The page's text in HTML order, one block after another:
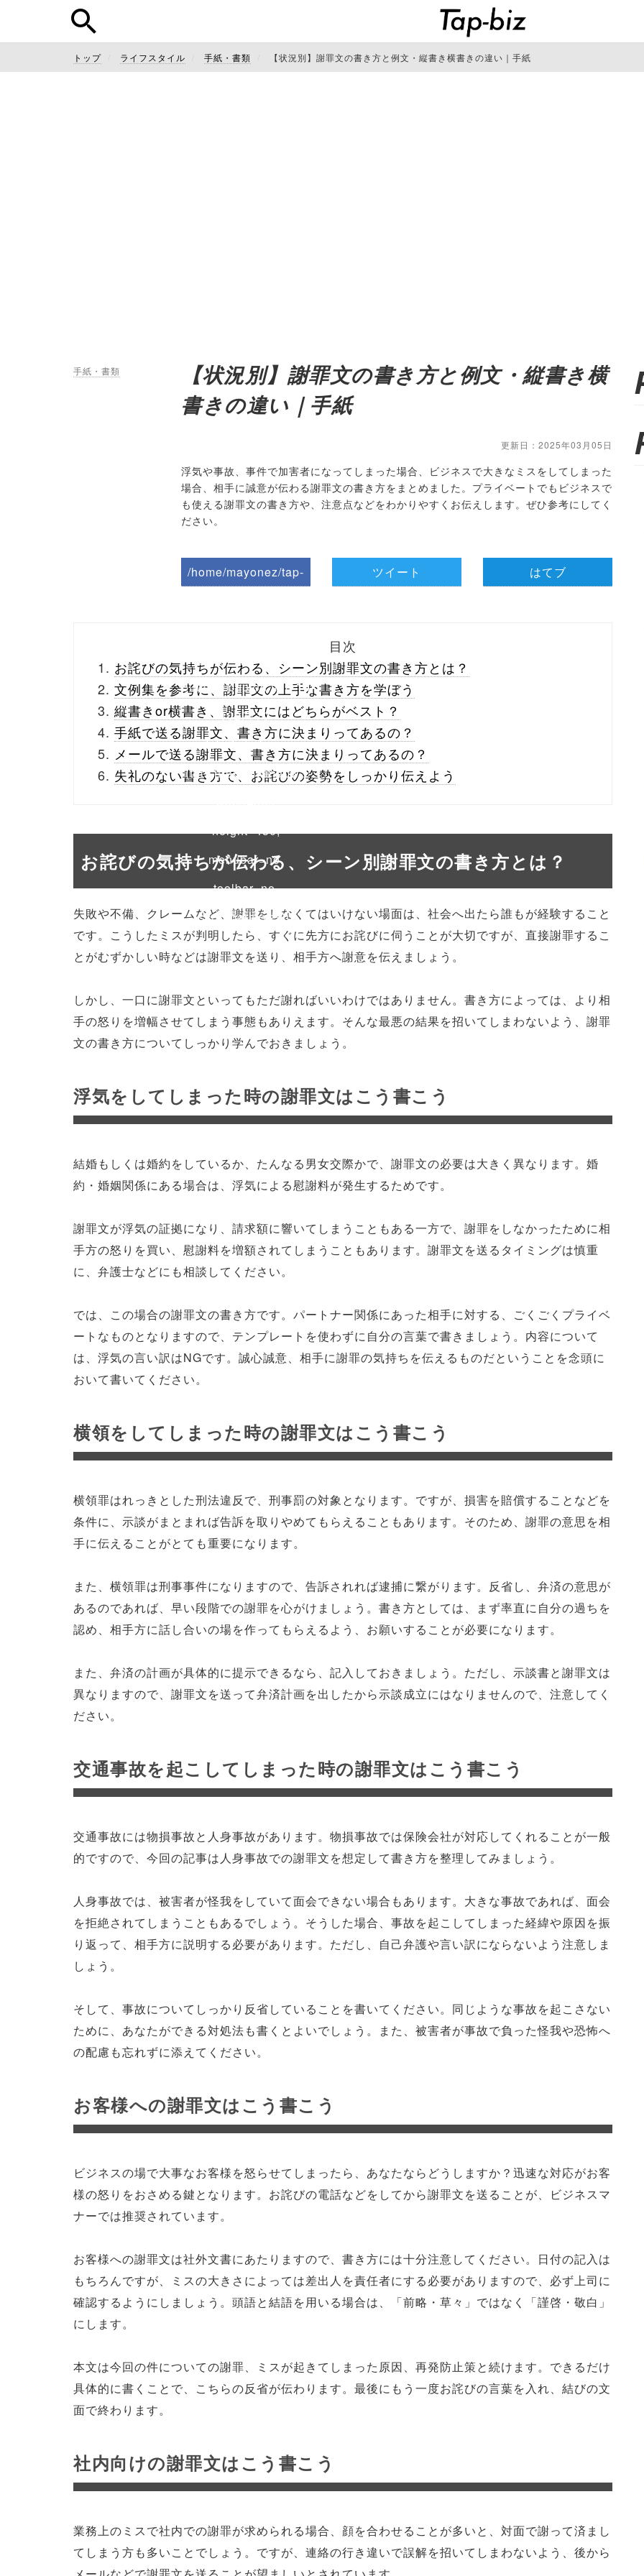
トップ ライフスタイル 手紙・書類 【状況別】謝罪文の書き方と例文・縦書き横書きの違い｜手紙
手紙・書類
【状況別】謝罪文の書き方と例文・縦書き横
書きの違い｜手紙
更新日：2025年03月05日
浮気や事故、事件で加害者になってしまった場合、ビジネスで大きなミスをしてしまった
場合、相手に誠意が伝わる謝罪文の書き方をまとめました。プライベートでもビジネスで
も使える謝罪文の書き方や、注意点などをわかりやすくお伝えします。ぜひ参考にしてく
ださい。
/home/mayonez/tap-
buttons.php on line10
/1027770"
onclick="window.open
(this.href, 'Gwindow',
height=450,
menubar=no,
toolbar=no,
scrollbars=yes');
return false;"> シェア
ツイート はてブ
目次
お詫びの気持ちが伝わる、シーン別謝罪文の書き方とは？
文例集を参考に、謝罪文の上手な書き方を学ぼう
縦書きor横書き、謝罪文にはどちらがベスト？
手紙で送る謝罪文、書き方に決まりってあるの？
メールで送る謝罪文、書き方に決まりってあるの？
失礼のない書き方で、お詫びの姿勢をしっかり伝えよう
お詫びの気持ちが伝わる、シーン別謝罪文の書き方とは？
失敗や不備、クレームなど、謝罪をしなくてはいけない場面は、社会へ出たら誰もが経験すること
です。こうしたミスが判明したら、すぐに先方にお詫びに伺うことが大切ですが、直接謝罪するこ
とがむずかしい時などは謝罪文を送り、相手方へ謝意を伝えましょう。
しかし、一口に謝罪文といってもただ謝ればいいわけではありません。書き方によっては、より相
手の怒りを増幅させてしまう事態もありえます。そんな最悪の結果を招いてしまわないよう、謝罪
文の書き方についてしっかり学んでおきましょう。
浮気をしてしまった時の謝罪文はこう書こう
結婚もしくは婚約をしているか、たんなる男女交際かで、謝罪文の必要は大きく異なります。婚
約・婚姻関係にある場合は、浮気による慰謝料が発生するためです。
謝罪文が浮気の証拠になり、請求額に響いてしまうこともある一方で、謝罪をしなかったために相
手方の怒りを買い、慰謝料を増額されてしまうこともあります。謝罪文を送るタイミングは慎重
に、弁護士などにも相談してください。
では、この場合の謝罪文の書き方です。パートナー関係にあった相手に対する、ごくごくプライベ
ートなものとなりますので、テンプレートを使わずに自分の言葉で書きましょう。内容について
は、浮気の言い訳はNGです。誠心誠意、相手に謝罪の気持ちを伝えるものだということを念頭に
おいて書いてください。
横領をしてしまった時の謝罪文はこう書こう
横領罪はれっきとした刑法違反で、刑事罰の対象となります。ですが、損害を賠償することなどを
条件に、示談がまとまれば告訴を取りやめてもらえることもあります。そのため、謝罪の意思を相
手に伝えることがとても重要になります。
また、横領罪は刑事事件になりますので、告訴されれば逮捕に繋がります。反省し、弁済の意思が
あるのであれば、早い段階での謝罪を心がけましょう。書き方としては、まず率直に自分の過ちを
認め、相手方に話し合いの場を作ってもらえるよう、お願いすることが必要になります。
また、弁済の計画が具体的に提示できるなら、記入しておきましょう。ただし、示談書と謝罪文は
異なりますので、謝罪文を送って弁済計画を出したから示談成立にはなりませんので、注意してく
ださい。
交通事故を起こしてしまった時の謝罪文はこう書こう
交通事故には物損事故と人身事故があります。物損事故では保険会社が対応してくれることが一般
的ですので、今回の記事は人身事故での謝罪文を想定して書き方を整理してみましょう。
人身事故では、被害者が怪我をしていて面会できない場合もあります。大きな事故であれば、面会
を拒絶されてしまうこともあるでしょう。そうした場合、事故を起こしてしまった経緯や原因を振
り返って、相手方に説明する必要があります。ただし、自己弁護や言い訳にならないよう注意しま
しょう。
そして、事故についてしっかり反省していることを書いてください。同じような事故を起こさない
ために、あなたができる対処法も書くとよいでしょう。また、被害者が事故で負った怪我や恐怖へ
の配慮も忘れずに添えてください。
お客様への謝罪文はこう書こう
ビジネスの場で大事なお客様を怒らせてしまったら、あなたならどうしますか？迅速な対応がお客
様の怒りをおさめる鍵となります。お詫びの電話などをしてから謝罪文を送ることが、ビジネスマ
ナーでは推奨されています。
お客様への謝罪文は社外文書にあたりますので、書き方には十分注意してください。日付の記入は
もちろんですが、ミスの大きさによっては差出人を責任者にする必要がありますので、必ず上司に
確認するようにしましょう。頭語と結語を用いる場合は、「前略・草々」ではなく「謹啓・敬白」
にします。
本文は今回の件についての謝罪、ミスが起きてしまった原因、再発防止策と続けます。できるだけ
具体的に書くことで、こちらの反省が伝わります。最後にもう一度お詫びの言葉を入れ、結びの文
面で終わります。
社内向けの謝罪文はこう書こう
業務上のミスで社内での謝罪が求められる場合、顔を合わせることが多いと、対面で謝って済まし
てしまう方も多いことでしょう。ですが、連絡の行き違いで誤解を招いてしまわないよう、後から